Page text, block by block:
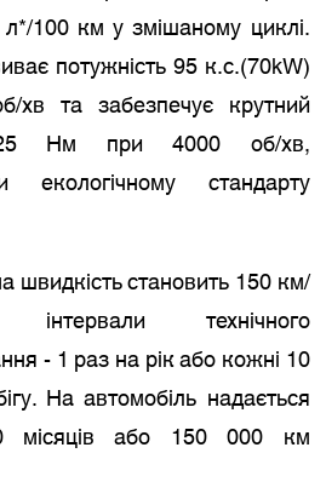
100 км у змішаному циклі.
потужність 95 к.с.(70kW)
хв та забезпечує крутний
Нм при 4000 об/хв,
екологічному стандарту
швидкість становить 150 км/
технічного
- 1 раз на рік або кожні 10
На автомобіль надається
місяців або 150 000 км